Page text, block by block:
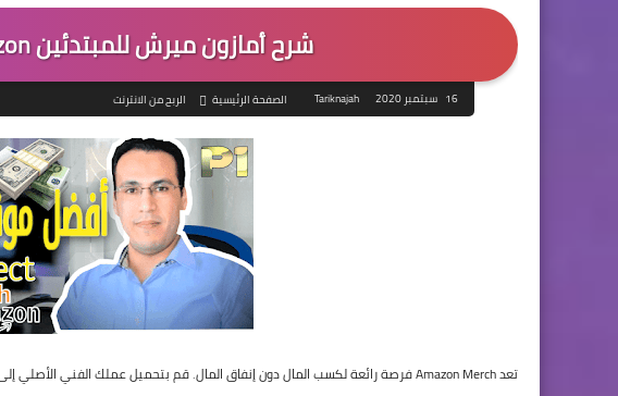
شرح أمازون ميرش للمبتدئين Merch By Amazon
16 سبتمبر 2020 Tariknajah الصفحة الرئيسية الربح من الانترنت
تعد Amazon Merch فرصة رائعة لكسب المال دون إنفاق المال. قم بتحميل عملك الفني الأصلي إلى منتجات مثل القمصان واكسب المال عند بيعها.